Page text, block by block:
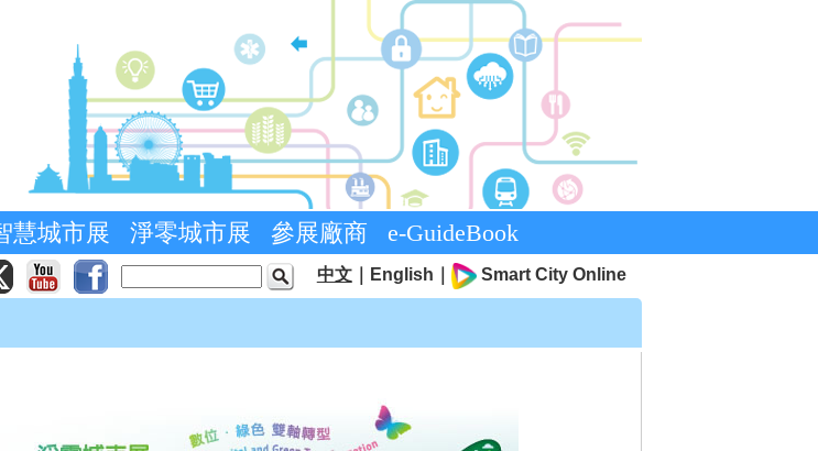
慧城市展 淨零城市展 參展廠商 e-GuideBook
中文｜ English Smart City Online